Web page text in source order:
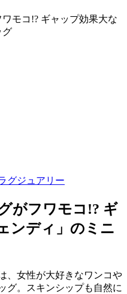
モコ!? ギャップ効果大な
グ
グジュアリー
がフワモコ!? ギ
ンディ」のミニ
、女性が大好きなワンコや
グ。スキンシップも自然に